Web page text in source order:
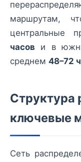
маршрутам,
центральные
часов и в
среднем 48–72
Структура
ключевые
Сеть